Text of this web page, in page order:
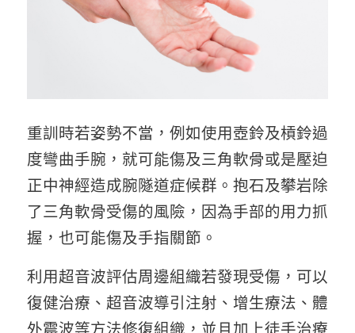
重訓時若姿勢不當，例如使用壺鈴及槓鈴過
度彎曲手腕，就可能傷及三角軟骨或是壓迫
正中神經造成腕隧道症候群。抱石及攀岩除
了三角軟骨受傷的風險，因為手部的用力抓
握，也可能傷及手指關節。
利用超音波評估周邊組織若發現受傷，可以
復健治療、超音波導引注射、增生療法、體
外震波等方法修復組織，並且加上徒手治療